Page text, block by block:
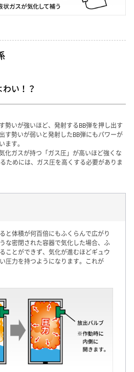
い！？
勢いが強いほど、発射するBB弾を押し出す
す勢いが弱いと発射したBB弾にもパワーが
ます。
化ガスが持つ「ガス圧」が高いほど強くな
ためには、ガス圧を高くする必要がありま
と体積が何百倍にもふくらんで広がり
な密閉された容器で気化した場合、ふ
ことができず、気化が進むほどギュウ
圧力を持つようになります。これが